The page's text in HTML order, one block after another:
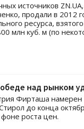
источников
продали в 2012
ресурса,
млн куб. м (по
над рынком
Фирташа намерен
до конца
роста цен.